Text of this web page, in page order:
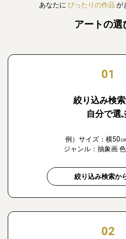
あなたに ぴったりの作品 が
アートの選
01
絞り込み検
自分で選
例）サイズ：横50
ジャンル：抽象画
絞り込み検索か
02